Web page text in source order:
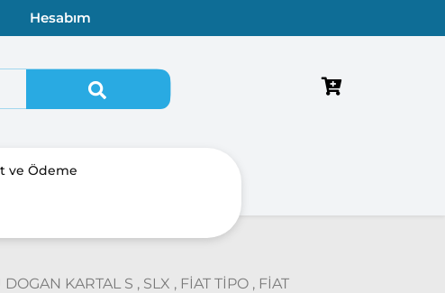
Hesabım
ve Ödeme
KARTAL S , SLX , FİAT TİPO , FİAT